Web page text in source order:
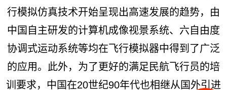
行模拟仿真技术开始呈现出高速发展的趋势，由
中国自主研发的计算机成像视景系统、六自由度
协调式运动系统等均在飞行模拟器中得到了广泛
的应用。此外，为了更好的满足民航飞行员的培
训要求，中国在20世纪90年代也相继从国外引进